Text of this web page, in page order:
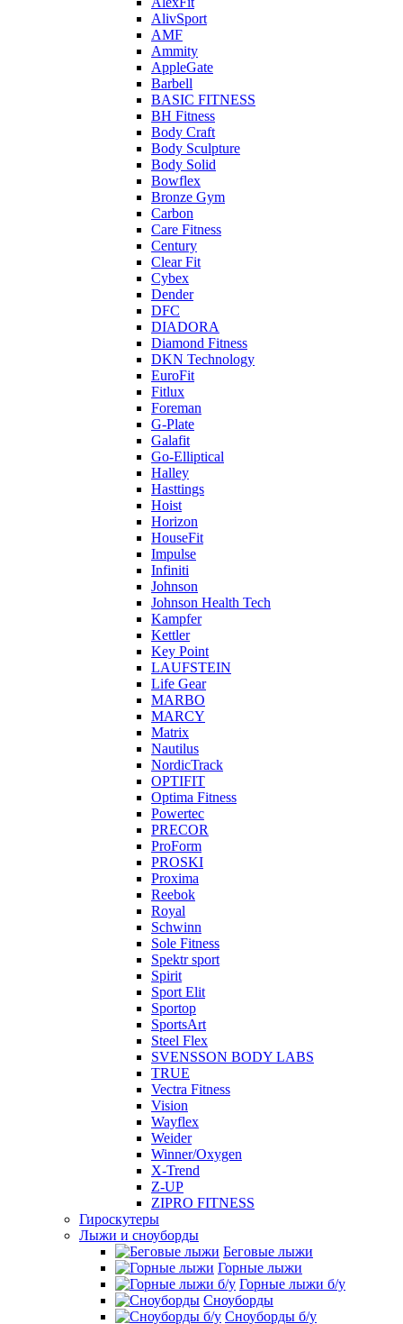
AlivSport
AMF
Ammity
AppleGate
Barbell
BASIC FITNESS
BH Fitness
Body Craft
Body Sculpture
Body Solid
Bowflex
Bronze Gym
Carbon
Care Fitness
Century
Clear Fit
Cybex
Dender
DFC
DIADORA
Diamond Fitness
DKN Technology
EuroFit
Fitlux
Foreman
G-Plate
Galafit
Go-Elliptical
Halley
Hasttings
Hoist
Horizon
HouseFit
Impulse
Infiniti
Johnson
Johnson Health Tech
Kampfer
Kettler
Key Point
LAUFSTEIN
Life Gear
MARBO
MARCY
Matrix
Nautilus
NordicTrack
OPTIFIT
Optima Fitness
Powertec
PRECOR
ProForm
PROSKI
Proxima
Reebok
Royal
Schwinn
Sole Fitness
Spektr sport
Spirit
Sport Elit
Sportop
SportsArt
Steel Flex
SVENSSON BODY LABS
TRUE
Vectra Fitness
Vision
Wayflex
Weider
Winner/Oxygen
X-Trend
Z-UP
ZIPRO FITNESS
Гироскутеры
Лыжи и сноуборды
Беговые лыжи
Горные лыжи
Горные лыжи б/у
Сноуборды
Сноуборды б/у